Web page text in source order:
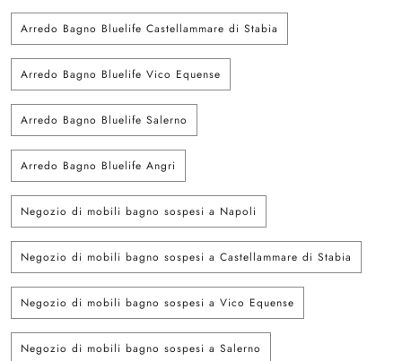
Arredo Bagno Bluelife Castellammare di Stabia
Arredo Bagno Bluelife Vico Equense
Arredo Bagno Bluelife Salerno
Arredo Bagno Bluelife Angri
Negozio di mobili bagno sospesi a Napoli
Negozio di mobili bagno sospesi a Castellammare di Stabia
Negozio di mobili bagno sospesi a Vico Equense
Negozio di mobili bagno sospesi a Salerno